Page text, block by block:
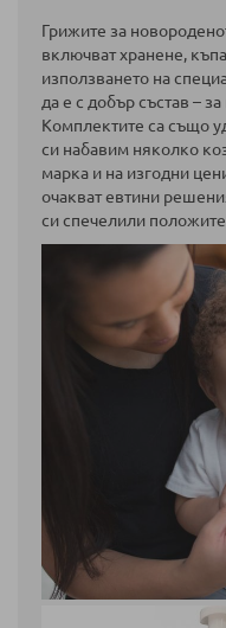
Грижите за
включват хранене,
използването на
да е с добър състав –
Комплектите са също
си набавим няколко
марка и на изгодни
очакват евтини
си спечелили